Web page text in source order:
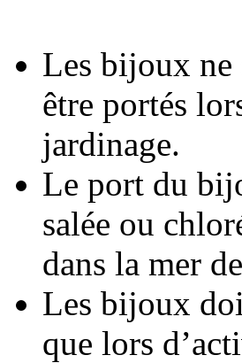
Les bijoux ne
être portés
jardinage.
Le port du
salée ou
dans la mer
Les bijoux
que lors